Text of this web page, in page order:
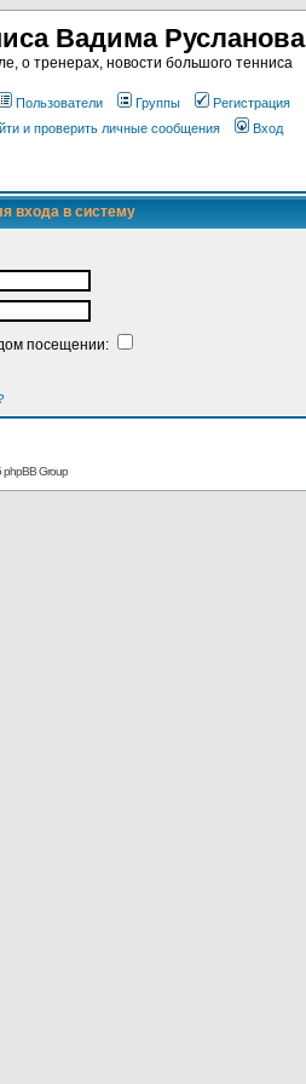
Вадима Русланова
о тренерах, новости большого тенниса
Пользователи Группы
Регистрация
и проверить личные сообщения Вход
входа в систему
посещении:
Group